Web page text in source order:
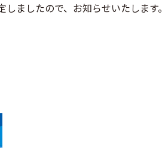
ましたので、お知らせいたします。